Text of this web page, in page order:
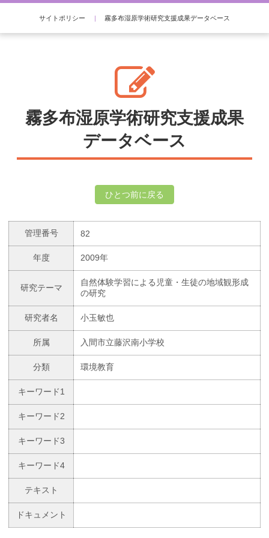
サイトポリシー | 霧多布湿原学術研究支援成果データベース
霧多布湿原学術研究支援成果
データベース
ひとつ前に戻る
管理番号 82
年度 2009年
研究テーマ
自然体験学習による児童・生徒の地域観形成
の研究
研究者名 小玉敏也
所属 入間市立藤沢南小学校
分類 環境教育
キーワード1
キーワード2
キーワード3
キーワード4
テキスト
ドキュメント